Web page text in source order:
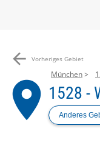
arrow_back Vorheriges Gebiet
place
München
1528 -
Anderes